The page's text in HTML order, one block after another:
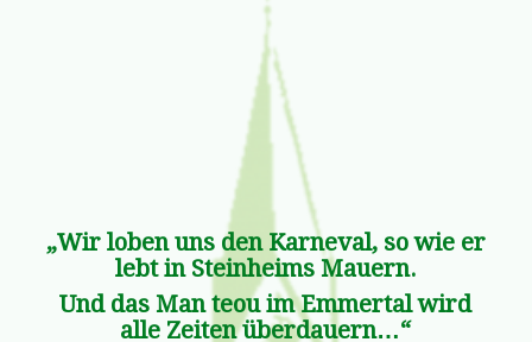
„Wir loben uns den Karneval, so wie er
lebt in Steinheims Mauern.
Und das Man teou im Emmertal wird
alle Zeiten überdauern…“